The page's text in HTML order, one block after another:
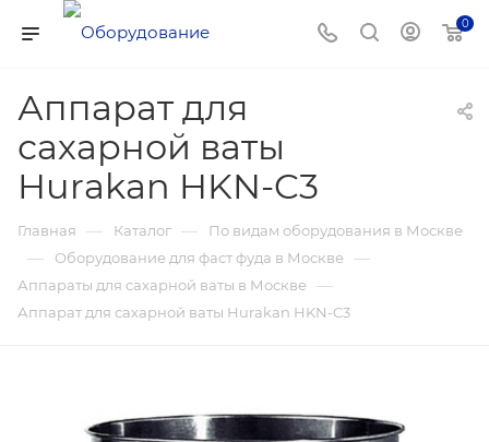
0
Аппарат для
сахарной ваты
Hurakan HKN-C3
Главная — Каталог — По видам оборудования в Москве
— Оборудование для фаст фуда в Москве —
Аппараты для сахарной ваты в Москве —
Аппарат для сахарной ваты Hurakan HKN-C3